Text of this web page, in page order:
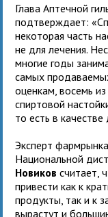
Глава Аптечной
подтверждает:
некоторая часть
не для лечения.
многие годы
самых
оценкам, восемь
спиртовой
то есть в
Эксперт
Национальной
Новиков считает,
привести как к
продукты, так и к
вырастут и